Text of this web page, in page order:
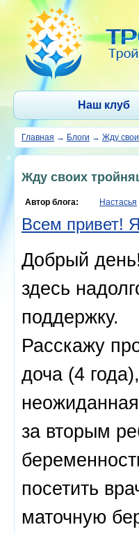
Наш клуб
Главная → Блоги → Жду
Жду своих
Автор блога: Настасья
Всем привет!
Добрый
здесь
поддержку.
Расскажу
доча (4
за вторым
посетить
маточную